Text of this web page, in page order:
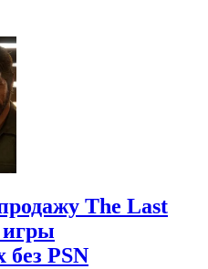
The Last
игры
PSN